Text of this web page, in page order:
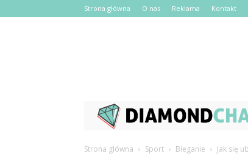
Strona główna O nas Reklama Kontakt
Strona główna Sport Bieganie Jak się